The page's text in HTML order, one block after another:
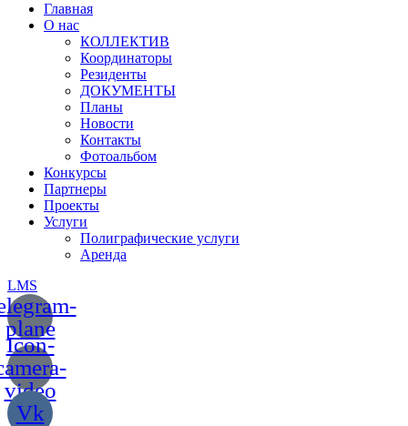
Главная
О нас
КОЛЛЕКТИВ
Координаторы
Резиденты
ДОКУМЕНТЫ
Планы
Новости
Контакты
Фотоальбом
Конкурсы
Партнеры
Проекты
Услуги
Полиграфические услуги
Аренда
LMS
plane
Icon-
video
Vk